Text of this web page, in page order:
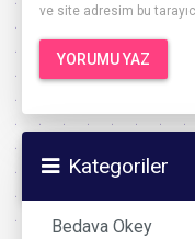
ve site adresim bu
Kategoriler
Bedava Okey